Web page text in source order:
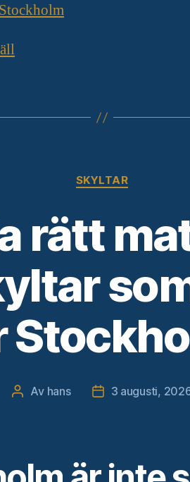
Kategorier
SKYLTAR
rätt
Inläggsförfattare
Av hans Inläggsdatum
3 augusti,